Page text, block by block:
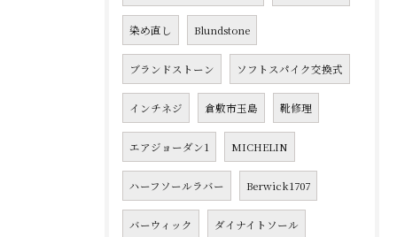
染め直し Blundstone
ブランドストーン ソフトスパイク交換式
インチネジ 倉敷市玉島 靴修理
エアジョーダン1 MICHELIN
ハーフソールラバー Berwick1707
バーウィック ダイナイトソール